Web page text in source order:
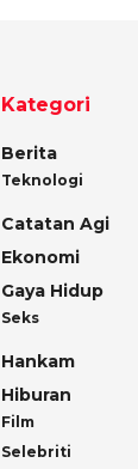
Kategori
Berita
Teknologi
Catatan Agi
Ekonomi
Gaya Hidup
Seks
Hankam
Hiburan
Film
Selebriti